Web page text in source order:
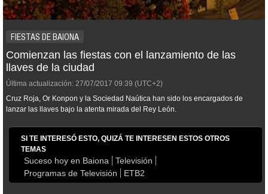
FIESTAS DE BAIONA
Comienzan las fiestas con el lanzamiento de las
llaves de la ciudad
Última actualización: 27/07/2017 09:39 (UTC+2)
Cruz Roja, Or Konpon y la Sociedad Naútica han sido los encargados de
lanzar las llaves bajo la atenta mirada del Rey León.
SI TE INTERESÓ ESTO, QUIZÁ TE INTERESEN ESTOS OTROS
TEMAS
Suceso hoy en Baiona
Televisión
Programas de Televisión
ETB2